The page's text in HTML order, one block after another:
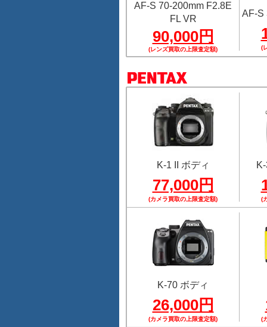
AF-S 70-200mm F2.8E
FL VR
90,000円
(レンズ買取の上限査定額)
AF-S
(
K-1 II ボディ
77,000円
(カメラ買取の上限査定額) (
K-70 ボディ
26,000円
(カメラ買取の上限査定額) (